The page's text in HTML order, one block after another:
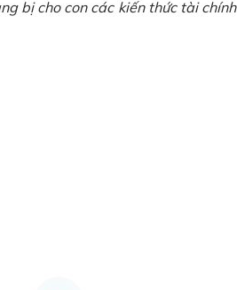
bị cho con các kiến thức tài chính